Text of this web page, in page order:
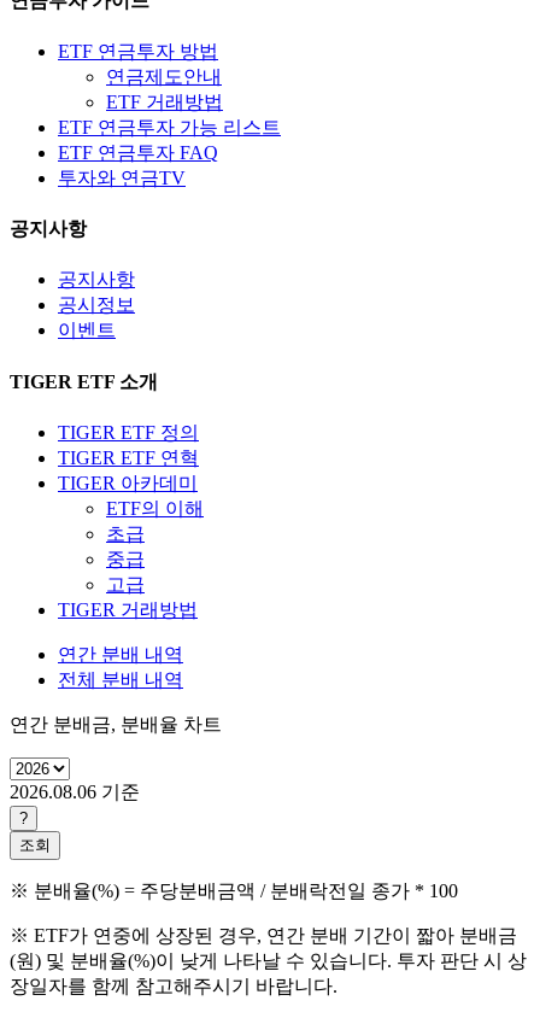
ETF 연금투자 방법
연금제도안내
ETF 거래방법
ETF 연금투자 가능 리스트
ETF 연금투자 FAQ
투자와 연금TV
공지사항
공지사항
공시정보
이벤트
TIGER ETF 소개
TIGER ETF 정의
TIGER ETF 연혁
TIGER 아카데미
ETF의 이해
초급
중급
고급
TIGER 거래방법
연간 분배 내역
전체 분배 내역
연간 분배금, 분배율 차트
2026.08.06 기준
?
조회
※ 분배율(%) = 주당분배금액 / 분배락전일 종가 * 100
※ ETF가 연중에 상장된 경우, 연간 분배 기간이 짧아 분배금
(원) 및 분배율(%)이 낮게 나타날 수 있습니다. 투자 판단 시 상
장일자를 함께 참고해주시기 바랍니다.